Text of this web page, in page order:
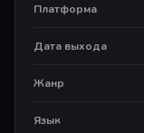
каждом уровне, а
Бегайте,
кражи
Платформа
Дата выхода
Жанр
Язык